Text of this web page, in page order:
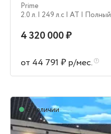
Prime
2.0 л. | 249 л.c | AT | Полный
4 320 000 ₽
от 44 791 ₽ р/мес.
В наличии